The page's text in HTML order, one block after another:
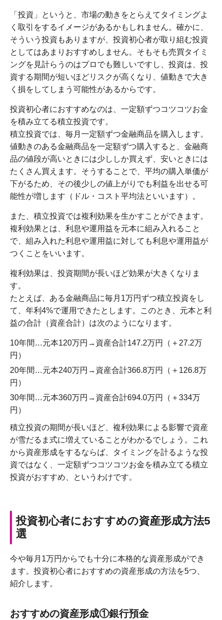
「投資」というと、市場の動きをとらえてタイミングよ
く取引をするイメージがあるかもしれません。確かに、
そういう投資もありますが、投資初心者が取り組む投資
としてはあまりおすすめしません。そもそも売買タイミ
ングを見計らうのはプロでも難しいですし、投資は、投
資する期間が短いほどリスクが高くなり、値動きで大き
く損をしてしまう可能性があるからです。
投資初心者におすすめなのは、一定額ずつコツコツお金
を積み立てる積立投資です。
積立投資では、毎月一定額ずつ金融商品を購入します。
値動きのある金融商品を一定額ずつ購入すると、金融商
品の値段が高いときには少ししか買えず、安いときには
たくさん買えます。そうすることで、平均の購入単価が
下がるため、その後少しの値上がりでも利益を出せる可
能性が増します（ドル・コスト平均法といいます）。
また、積立投資では複利効果を生かすことができます。
複利効果とは、利息や運用益を元本に組み入れること
で、組み入れた利息や運用益に対しても利息や運用益が
つくことをいいます。
複利効果は、投資期間が長いほど効果が大きくなりま
す。
たとえば、ある金融商品に毎月1万円ずつ積立投資をし
て、年利4%で運用できたとします。このとき、元本と利
益の合計（資産合計）は次のようになります。
10年間…元本120万円→資産合計147.2万円（＋27.2万
円）
20年間…元本240万円→資産合計366.8万円（＋126.8万
円）
30年間…元本360万円→資産合計694.0万円（＋334万
円）
積立投資の期間が長いほど、複利効果による影響で資産
が雪だるま式に増えていることがわかるでしょう。これ
から資産形成をするならば、タイミングを計るような投
資ではなく、一定額ずつコツコツお金を積み立てる積立
投資がおすすめ、というわけです。
投資初心者におすすめの資産形成方法5
選
今や毎月1万円からでも十分に本格的な資産形成ができ
ます。投資初心者におすすめの資産形成の方法を5つ、
紹介します。
おすすめの資産形成①銀行預金